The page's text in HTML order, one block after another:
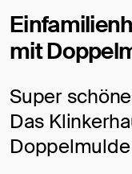
mit
Super
Das